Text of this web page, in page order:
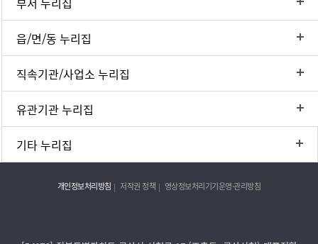
읍/면/동 누리집
직속기관/사업소 누리집
유관기관 누리집
기타 누리집
개인정보처리방침 저작권 정책 영상정보처리기기운영·관리방침